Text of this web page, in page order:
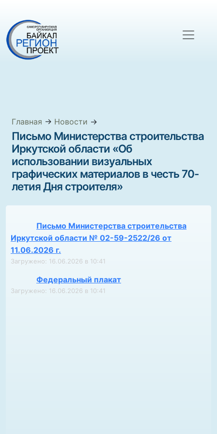
Главная → Новости →
Письмо Министерства строительства
Иркутской области «Об
использовании визуальных
графических материалов в честь 70-
летия Дня строителя»
Письмо Министерства строительства
Иркутской области № 02-59-2522/26 от
11.06.2026 г.
Загружено: 16.06.2026 в 10:41
Федеральный плакат
Загружено: 16.06.2026 в 10:41